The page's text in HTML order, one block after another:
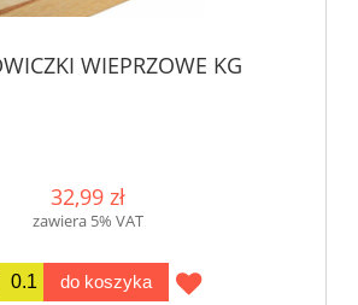
WIEPRZOWE KG
32,99 zł
zawiera 5% VAT
do koszyka